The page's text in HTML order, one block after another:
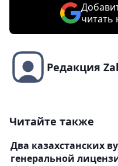
читать
Редакция
Читайте также
Два казахстанских
генеральной